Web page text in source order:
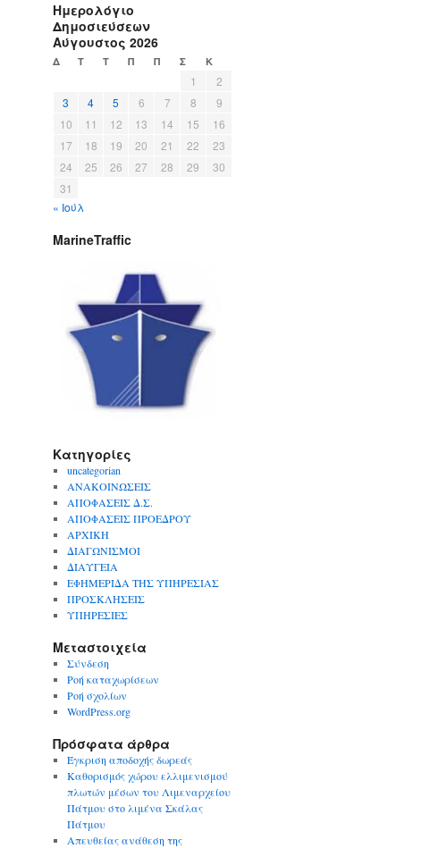
Ημερολόγιο
Δημοσιεύσεων
Αύγουστος 2026
Δ Τ Τ Π Π Σ Κ
1
2
3
4 5 6 7 8
9
10
11 12 13 14 15
16
17
18 19 20 21 22
23
24
25 26 27 28 29
30
31
« Ιούλ
MarineTraffic
Kατηγορίες
uncategorian
ΑΝΑΚΟΙΝΩΣΕΙΣ
ΑΠΟΦΑΣΕΙΣ Δ.Σ.
ΑΠΟΦΑΣΕΙΣ ΠΡΟΕΔΡΟΥ
ΑΡΧΙΚΗ
ΔΙΑΓΩΝΙΣΜΟΙ
ΔΙΑΥΓΕΙΑ
ΕΦΗΜΕΡΙΔΑ ΤΗΣ ΥΠΗΡΕΣΙΑΣ
ΠΡΟΣΚΛΗΣΕΙΣ
ΥΠΗΡΕΣΙΕΣ
Μεταστοιχεία
Σύνδεση
Ροή καταχωρίσεων
Ροή σχολίων
WordPress.org
Πρόσφατα άρθρα
Έγκριση αποδοχής δωρεάς
Καθορισμός χώρου ελλιμενισμού
πλωτών μέσων του Λιμεναρχείου
Πάτμου στο λιμένα Σκάλας
Πάτμου
Απευθείας ανάθεση της